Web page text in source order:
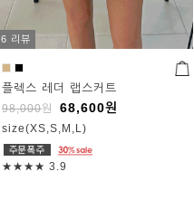
6 리뷰
플렉스 레더 랩스커트
98,000원 68,600원
size(XS,S,M,L)
★★★★ 3.9